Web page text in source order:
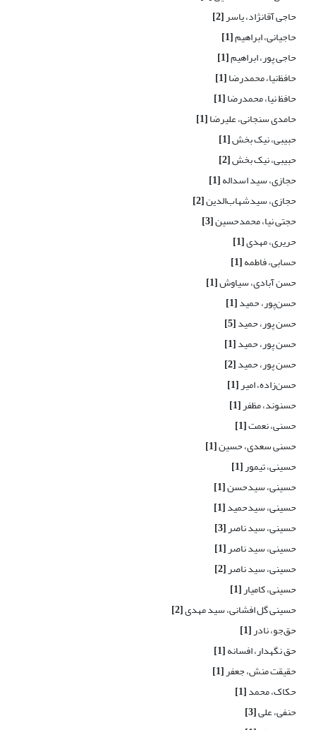
حاجی آقانژاد، یاسر[2]
حاجیانی، ابراهیم[1]
حاجی پور، ابراهیم[1]
حافظ‌نیا، محمدرضا[1]
حافظ نیا، محمدرضا[1]
حامدی سنجانی، علیرضا[1]
حبیبی، نیک بخش[1]
حبیبی، نیک بخش[2]
حجازی، سید اسداله[1]
حجازی، سیدشهاب‌الدین[2]
حجتی نیا، محمدحسین[3]
حریری، مهدی[1]
حسابی، فاطمه[1]
حسن آبادی، سیاوش[1]
حسن‌پور، حمید[1]
حسن پور، حمید[5]
حسن پور، حمید[1]
حسن پور، حمید[2]
حسن‌زاده، امیر[1]
حسنوند، مظفر[1]
حسنی، نعمت[1]
حسنی سعدی، حسین[1]
حسینی، تیمور[1]
حسینی، سیدحسن[1]
حسینی، سیدحمید[1]
حسینی، سید ناصر[3]
حسینی، سید ناصر[1]
حسینی، سید ناصر[2]
حسینی، کامیار[1]
حسینی گل افشانی، سید مهدی[2]
حق‌جو، نادر[1]
حق نگهدار، افسانه[1]
حقیقت منش، جعفر[1]
حکاک، محمد[1]
حنفی، علی[3]